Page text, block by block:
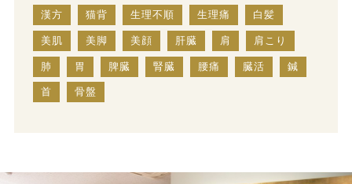
漢方 猫背 生理不順 生理痛 白髪
美肌 美脚 美顔 肝臓 肩 肩こり
肺 胃 脾臓 腎臓 腰痛 臓活 鍼
首 骨盤